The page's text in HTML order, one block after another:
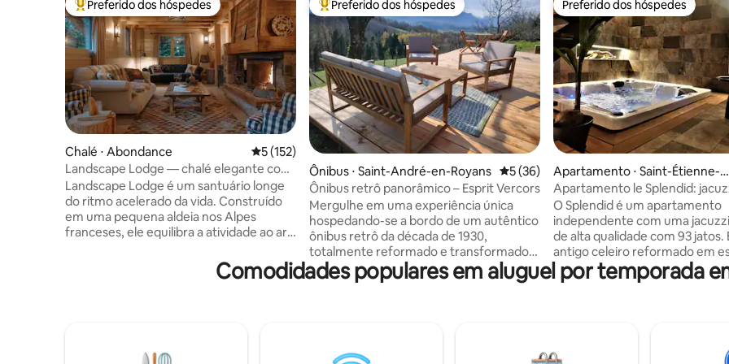
Entre os melhores preferidos dos hóspedes
Preferido dos hóspedes
Chalé ⋅ Abondance 5 de uma avaliação média de 5, 152 avaliações
5 (152)
Landscape Lodge — chalé elegante com
vista incrível
Landscape Lodge é um santuário longe
do ritmo acelerado da vida. Construído
em uma pequena aldeia nos Alpes
franceses, ele equilibra a atividade ao ar
interiores combinam acabamentos
elegantes e modernos com toques
grande terraço é um ponto focal, o lugar
Entre os melhores preferidos dos hóspedes
Preferido dos hóspedes
Ônibus ⋅ Saint-André-en-Royans 5 de uma avaliação média de 5, 36
5 (36)
Ônibus retrô panorâmico – Esprit Vercors
Mergulhe em uma experiência única
hospedando-se a bordo de um autêntico
ônibus retrô da década de 1930,
totalmente reformado e transformado
em uma acomodação aconchegante,
com vistas deslumbrantes das paisagens
moderno. Sua ampla abertura
Preferido dos hóspedes
Preferido dos hóspedes
Apartamento ⋅ Saint-Étienne-d
es-Sorts
Apartamento le Splendid:
O Splendid é um apartamento
independente com uma
de alta qualidade com 93 jatos.
antigo celeiro reformado em
contemporâneo, onde se
pedra e o design, lhe
construída às margens do
km de La Roque-sur-Cèze e
Comodidades populares em aluguel por temporada